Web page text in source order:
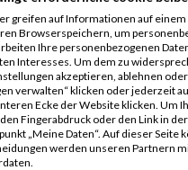
Kategorie Position, TPos =
= Did not finish, DQ =
greifen auf Informationen auf einem
Browserspeichern, um
Ihre personenbezogenen
Interesses. Um dem zu
akzeptieren, ablehnen
verwalten“ klicken oder jederzeit
Ecke der Website klicken. Um
Fingerabdruck oder den Link in
„Meine Daten“. Auf dieser Seite
werden unseren Partnern